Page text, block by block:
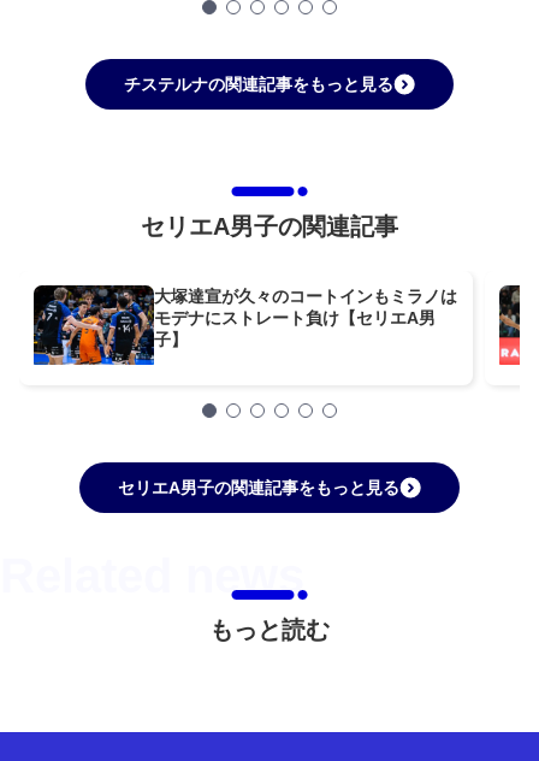
チステルナの関連記事をもっと見る
セリエA男子の関連記事
大塚達宣が久々のコートインもミラノは
モデナにストレート負け【セリエA男
子】
セリエA男子の関連記事をもっと見る
もっと読む